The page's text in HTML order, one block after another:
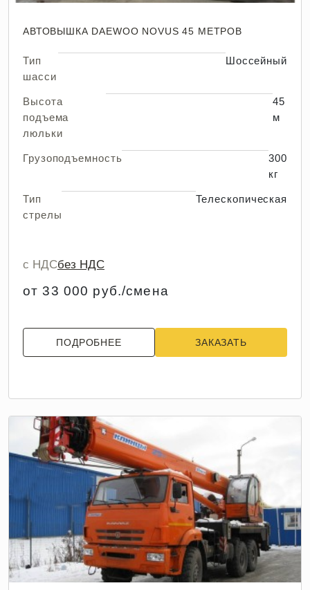
АВТОВЫШКА DAEWOO NOVUS 45 МЕТРОВ
Тип
шасси
Шоссейный
Высота
подъема
люльки
45
м
Грузоподъемность
300
кг
Тип
стрелы
Телескопическая
с НДСбез НДС
от 33 000 руб./смена
ПОДРОБНЕЕ ЗАКАЗАТЬ